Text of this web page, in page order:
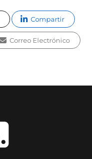
Compartir
Correo Electrónico